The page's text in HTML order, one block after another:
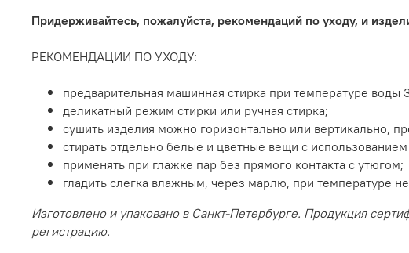
Придерживайтесь, пожалуйста, рекомендаций по уходу, и
РЕКОМЕНДАЦИИ ПО УХОДУ:
предварительная машинная стирка при температуре воды
деликатный режим стирки или ручная стирка;
сушить изделия можно горизонтально или вертикально,
стирать отдельно белые и цветные вещи с
применять при глажке пар без прямого контакта с утюгом;
гладить слегка влажным, через марлю, при температуре
Изготовлено и упаковано в Санкт-Петербурге. Продукция
регистрацию.